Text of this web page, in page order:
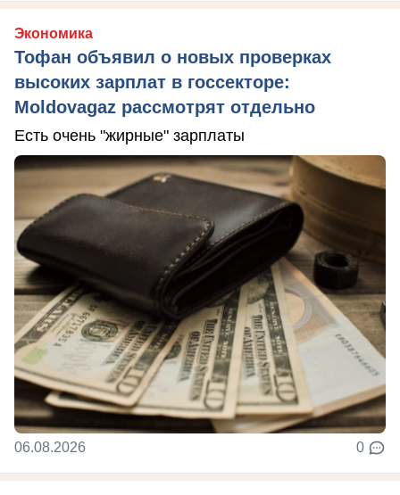
Экономика
Тофан объявил о новых проверках
высоких зарплат в госсекторе:
Moldovagaz рассмотрят отдельно
Есть очень "жирные" зарплаты
06.08.2026 0